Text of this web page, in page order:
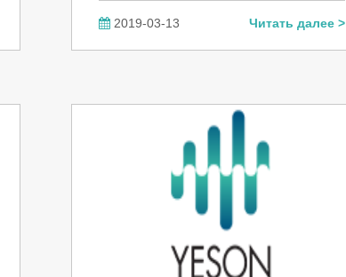
2019-03-13 Читать далее >